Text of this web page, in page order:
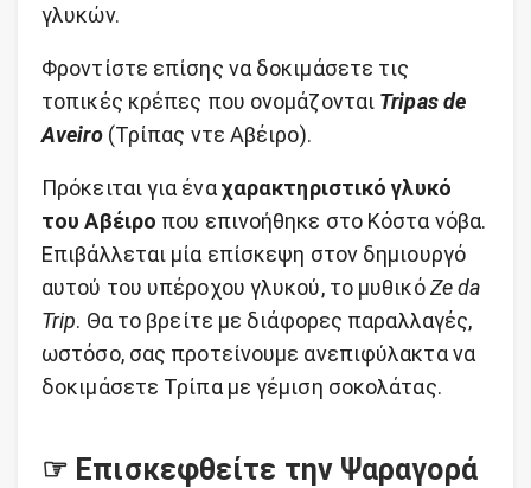
γλυκών.
Φροντίστε επίσης να δοκιμάσετε τις
τοπικές κρέπες που ονομάζονται Tripas de
Aveiro(Τρίπας ντε Αβέιρο).
Πρόκειται για έναχαρακτηριστικό γλυκό
του Αβέιρο που επινοήθηκε στο Κόστα νόβα.
Επιβάλλεται μία επίσκεψη στον δημιουργό
αυτού του υπέροχου γλυκού, το μυθικόZe da
Trip. Θα το βρείτε με διάφορες παραλλαγές,
ωστόσο, σας προτείνουμε ανεπιφύλακτα να
δοκιμάσετε Τρίπα με γέμιση σοκολάτας.
☞ Επισκεφθείτε την Ψαραγορά